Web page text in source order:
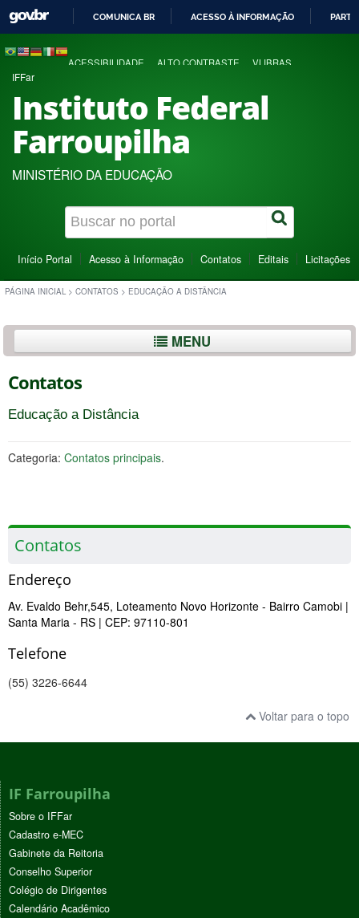
COMUNICA BR ACESSO À INFORMAÇÃO
ACESSIBILIDADE ALTO CONTRASTE VLIBRAS
IFFar
Instituto Federal
Farroupilha
MINISTÉRIO DA EDUCAÇÃO
Início Portal Acesso à Informação Contatos Editais Licitações
PÁGINA INICIAL > CONTATOS > EDUCAÇÃO A DISTÂNCIA
MENU
Contatos
Educação a Distância
Categoria: Contatos principais.
Contatos
Endereço
Av. Evaldo Behr,545, Loteamento Novo Horizonte - Bairro Camobi |
Santa Maria - RS | CEP: 97110-801
Telefone
(55) 3226-6644
Voltar para o topo
IF Farroupilha
Sobre o IFFar
Cadastro e-MEC
Gabinete da Reitoria
Conselho Superior
Colégio de Dirigentes
Calendário Acadêmico